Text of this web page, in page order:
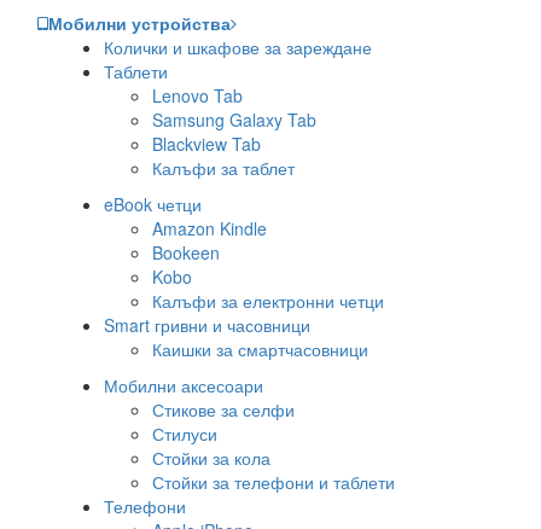
Мобилни устройства
Колички и шкафове за зареждане
Таблети
Lenovo Tab
Samsung Galaxy Tab
Blackview Tab
Калъфи за таблет
eBook четци
Amazon Kindle
Bookeen
Kobo
Калъфи за електронни четци
Smart гривни и часовници
Каишки за смартчасовници
Мобилни аксесоари
Стикове за селфи
Стилуси
Стойки за кола
Стойки за телефони и таблети
Телефони